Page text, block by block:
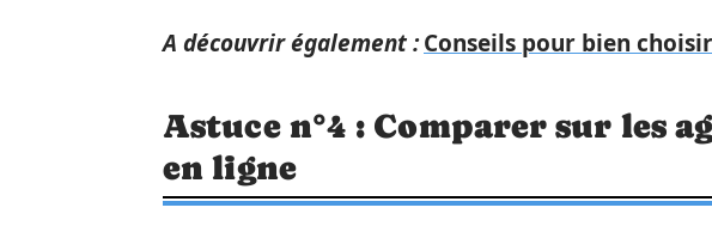
A découvrir également :Conseils pour bien
Astuce n°4 : Comparer sur les
en ligne